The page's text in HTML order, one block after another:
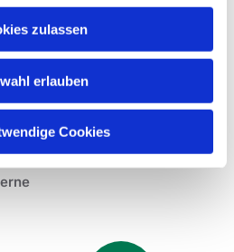
zulassen
erlauben
Cookies